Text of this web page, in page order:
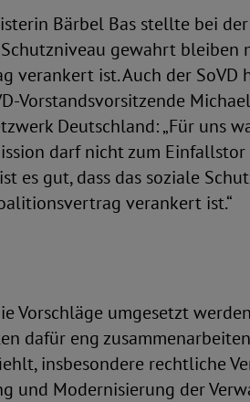
Bärbel Bas stellte bei
gewahrt bleiben
verankert ist. Auch der SoVD
Vorstandsvorsitzende
Deutschland: „Für uns
darf nicht zum
es gut, dass das soziale
verankert ist.“
Vorschläge umgesetzt
dafür eng
insbesondere rechtliche
und Modernisierung der